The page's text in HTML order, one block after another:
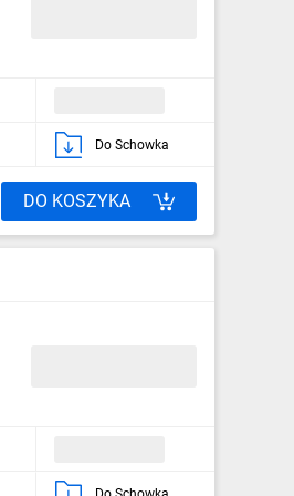
Do Schowka
DO KOSZYKA